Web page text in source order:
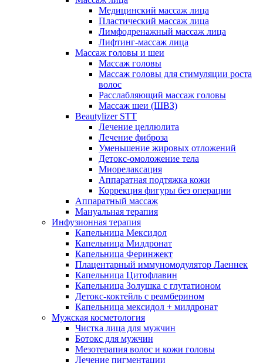
Медицинский массаж лица
Пластический массаж лица
Лимфодренажный массаж лица
Лифтинг-массаж лица
Массаж головы и шеи
Массаж головы
Массаж головы для стимуляции роста
волос
Расслабляющий массаж головы
Массаж шеи (ШВЗ)
Beautylizer STT
Лечение целлюлита
Лечение фиброза
Уменьшение жировых отложений
Детокс-омоложение тела
Миорелаксация
Аппаратная подтяжка кожи
Коррекция фигуры без операции
Аппаратный массаж
Мануальная терапия
Инфузионная терапия
Капельница Мексидол
Капельница Милдронат
Капельница Феринжект
Плацентарный иммуномодулятор Лаеннек
Капельница Цитофлавин
Капельница Золушка с глутатионом
Детокс-коктейль с реамберином
Капельница мексидол + милдронат
Мужская косметология
Чистка лица для мужчин
Ботокс для мужчин
Мезотерапия волос и кожи головы
Лечение пигментации